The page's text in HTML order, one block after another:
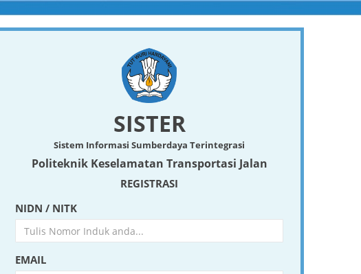
SISTER
Sistem Informasi Sumberdaya Terintegrasi
Politeknik Keselamatan Transportasi Jalan
REGISTRASI
NIDN / NITK
EMAIL